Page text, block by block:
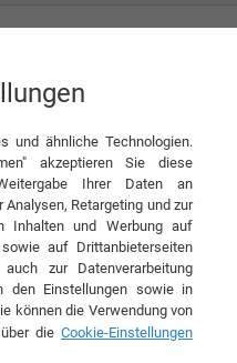
keine Fehler
und ähnliche Technologien.
akzeptieren Sie diese
Ihrer Daten an
Retargeting und zur
Inhalten und Werbung auf
auf Drittanbieterseiten
zur Datenverarbeitung
den Einstellungen sowie in
können die Verwendung von
die Cookie-Einstellungen